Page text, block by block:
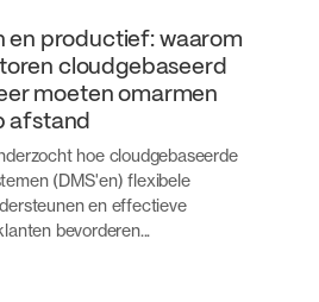
en productief: waarom
cloudgebaseerd
moeten omarmen
afstand
hoe cloudgebaseerde
(DMS'en) flexibele
en effectieve
bevorderen...